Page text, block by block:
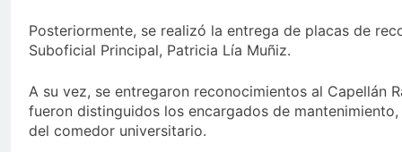
Posteriormente, se realizó la entrega de placas de
Suboficial Principal, Patricia Lía Muñiz.
A su vez, se entregaron reconocimientos al Capellán
fueron distinguidos los encargados de
del comedor universitario.